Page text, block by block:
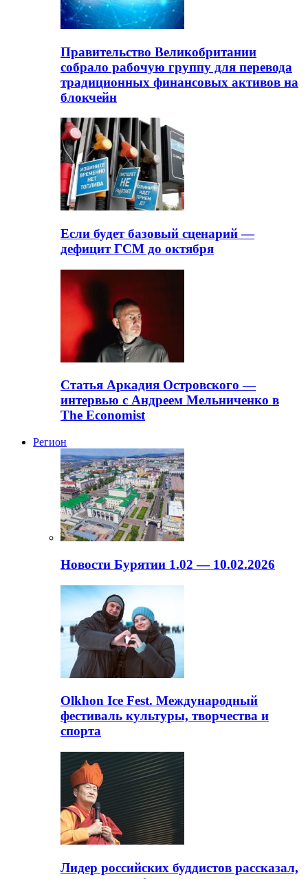
Правительство Великобритании
собрало рабочую группу для перевода
традиционных финансовых активов на
блокчейн
Если будет базовый сценарий —
дефицит ГСМ до октября
Статья Аркадия Островского —
интервью с Андреем Мельниченко в
The Economist
Регион
Новости Бурятии 1.02 — 10.02.2026
Olkhon Ice Fest. Международный
фестиваль культуры, творчества и
спорта
Лидер российских буддистов рассказал,